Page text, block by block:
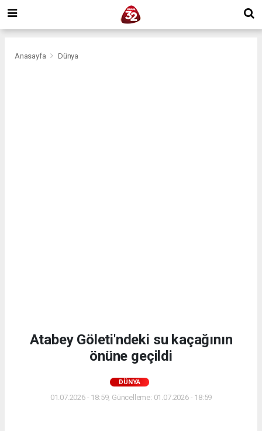
Anasayfa Dünya
Atabey Göleti'ndeki su kaçağının
önüne geçildi
DÜNYA
01.07.2026 - 18:59, Güncelleme: 01.07.2026 - 18:59